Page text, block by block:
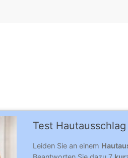
Test
Leiden Sie an einem